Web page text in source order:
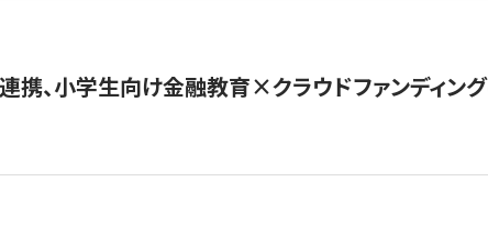
携、小学生向け金融教育×クラウドファンディン